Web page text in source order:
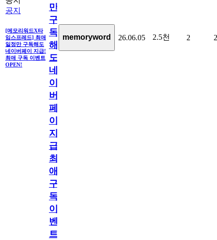
공지
[메모리워드X타
임스프레드] 최애
일정만 구독해도
네이버페이 지급!
최애 구독 이벤트
OPEN!
만
구
독
해
도
네
이
버
페
이
지
급!
최
애
구
독
이
벤
트
memoryword 26.06.05 2.5천 2 2